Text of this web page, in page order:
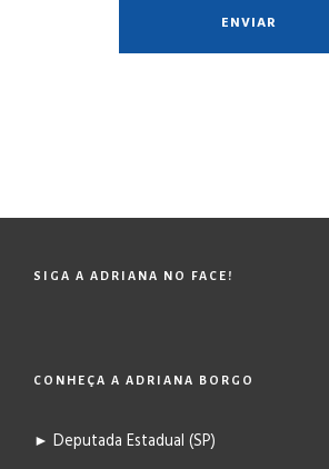
SIGA A ADRIANA NO FACE!
CONHEÇA A ADRIANA BORGO
► Deputada Estadual (SP)